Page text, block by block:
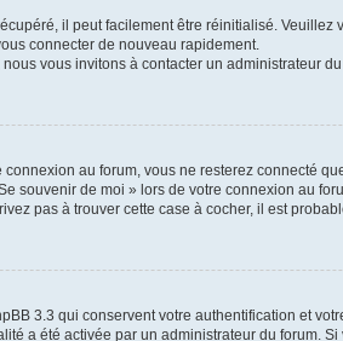
il peut facilement être réinitialisé.
connecter de nouveau rapidement.
vous invitons à contacter un administrateur du
au forum, vous ne resterez connecté
souvenir de moi » lors de votre connexion au
pas à trouver cette case à cocher, il est
3.3 qui conservent votre authentification et
a été activée par un administrateur du forum.